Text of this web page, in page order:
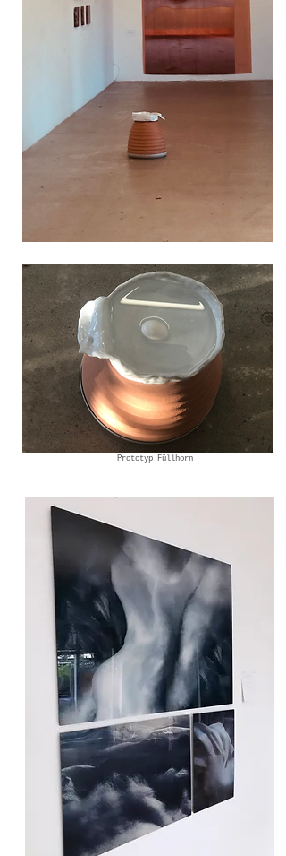
Prototyp Füllhorn